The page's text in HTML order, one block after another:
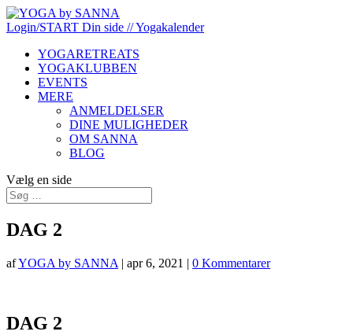
Login/START Din side // Yogakalender
YOGARETREATS
YOGAKLUBBEN
EVENTS
MERE
ANMELDELSER
DINE MULIGHEDER
OM SANNA
BLOG
Vælg en side
DAG 2
afYOGA by SANNA | apr 6, 2021 | 0 Kommentarer
DAG 2